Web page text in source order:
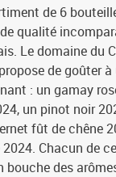
de 6
qualité
Le domaine du
de goûter à
: un gamay
un pinot noir
fût de chêne
Chacun de
bouche des